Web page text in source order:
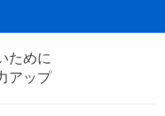
ために
アップ